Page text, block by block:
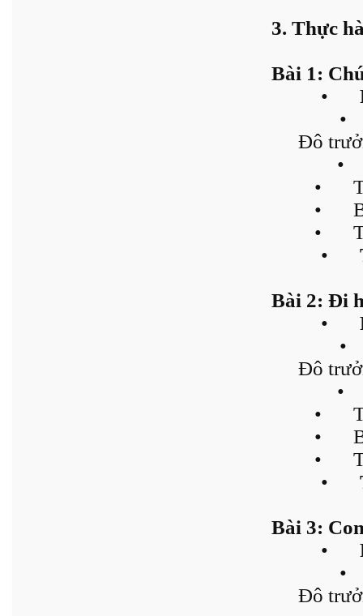
3. Thực
Bài 1:
•
•
Đô
•
•
•
•
•
Bài 2: Đi
•
•
Đô
•
•
•
•
•
Bài 3:
•
•
Đô